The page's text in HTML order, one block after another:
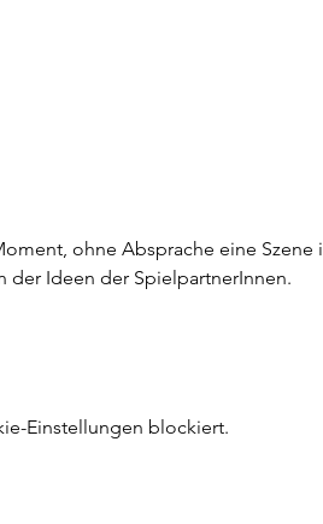
ohne Absprache eine Szene
der Ideen der SpielpartnerInnen.
Einstellungen blockiert.